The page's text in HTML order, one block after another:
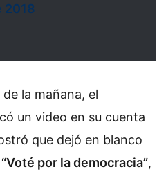
2018
la mañana, el
un video en su cuenta
que dejó en blanco
“Voté por la democracia”,